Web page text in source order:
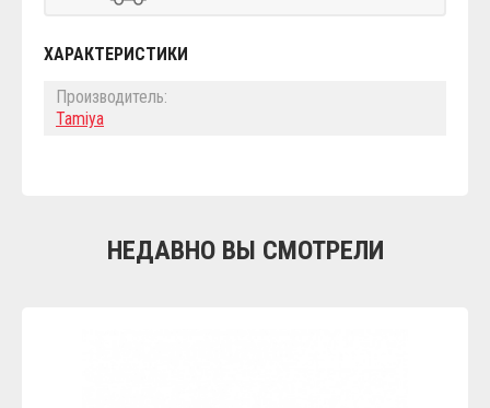
ХАРАКТЕРИСТИКИ
Производитель:
Tamiya
НЕДАВНО ВЫ СМОТРЕЛИ